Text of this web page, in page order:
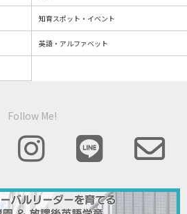
知育スポット・イベント
英語・アルファベット
Follow Me!